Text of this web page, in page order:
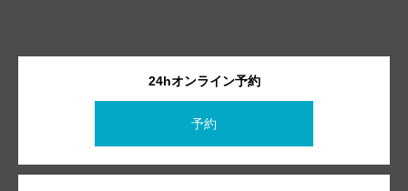
24hオンライン予約
予約